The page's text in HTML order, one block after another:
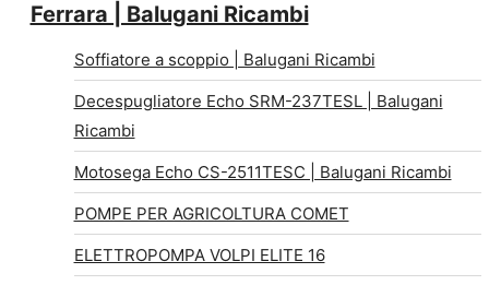
Ferrara | Balugani Ricambi
Soffiatore a scoppio | Balugani Ricambi
Decespugliatore Echo SRM-237TESL | Balugani
Ricambi
Motosega Echo CS-2511TESC | Balugani Ricambi
POMPE PER AGRICOLTURA COMET
ELETTROPOMPA VOLPI ELITE 16